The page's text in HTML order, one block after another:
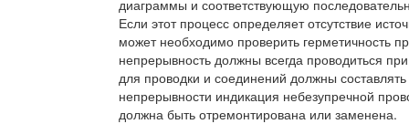
диаграммы и соответствующую
Если этот процесс определяет отсутствие
может необходимо проверить герметичность
непрерывность должны всегда проводиться
для проводки и соединений должны
непрерывности индикация небезупречной
должна быть отремонтирована или заменена.